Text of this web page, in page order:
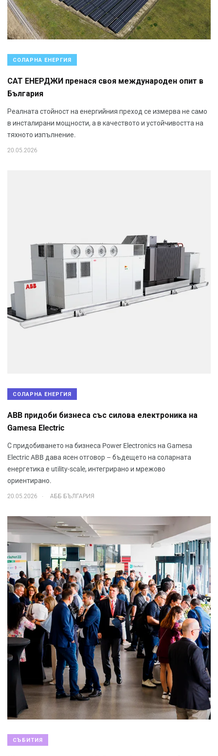
СОЛАРНА ЕНЕРГИЯ
САТ ЕНЕРДЖИ пренася своя международен опит в
България
Реалната стойност на енергийния преход се измерва не само
в инсталирани мощности, а в качеството и устойчивостта на
тяхното изпълнение.
20.05.2026
СОЛАРНА ЕНЕРГИЯ
ABB придоби бизнеса със силова електроника на
Gamesa Electric
С придобиването на бизнеса Power Electronics на Gamesa
Electric ABB дава ясен отговор – бъдещето на соларната
енергетика е utility-scale, интегрирано и мрежово
ориентирано.
20.05.2026 АББ БЪЛГАРИЯ
СЪБИТИЯ